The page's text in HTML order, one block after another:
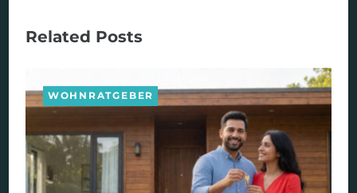
Related Posts
WOHNRATGEBER